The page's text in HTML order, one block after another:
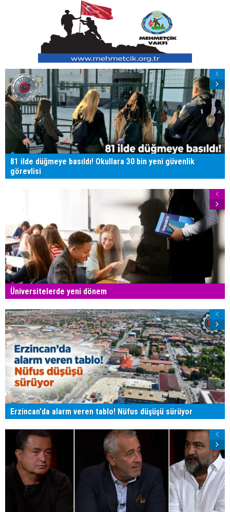
81 ilde düğmeye basıldı! Okullara 30 bin yeni güvenlik
görevlisi
Üniversitelerde yeni dönem
Erzincan'da alarm veren tablo! Nüfus düşüşü sürüyor